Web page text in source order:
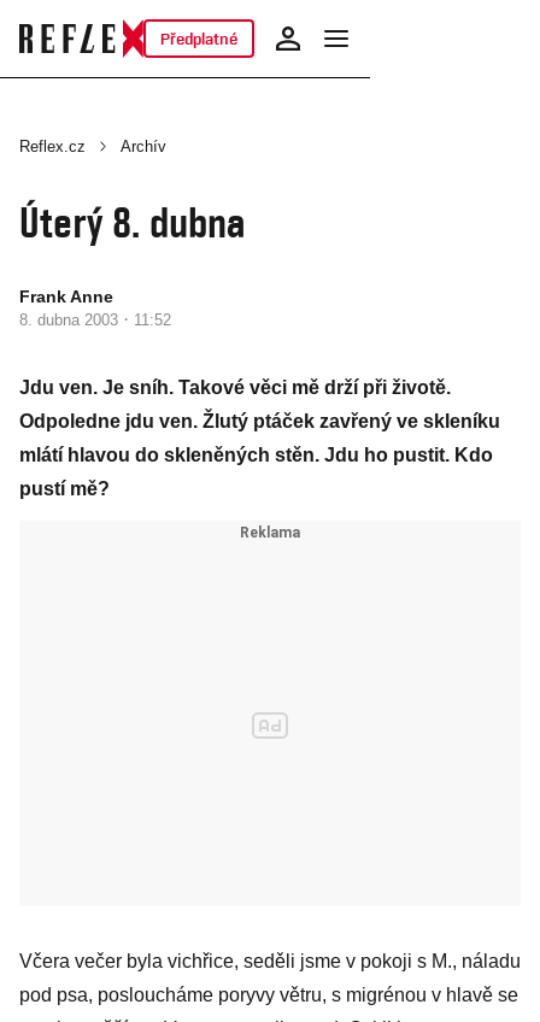
Předplatné
Reflex.cz Archív
Úterý 8. dubna
Frank Anne
8. dubna 2003 · 11:52
Jdu ven. Je sníh. Takové věci mě drží při životě.
Odpoledne jdu ven. Žlutý ptáček zavřený ve skleníku
mlátí hlavou do skleněných stěn. Jdu ho pustit. Kdo
pustí mě?
Včera večer byla vichřice, seděli jsme v pokoji s M., náladu
pod psa, posloucháme poryvy větru, s migrénou v hlavě se